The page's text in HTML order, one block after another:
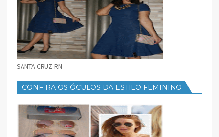
SANTA CRUZ-RN
CONFIRA OS ÓCULOS DA ESTILO FEMININO